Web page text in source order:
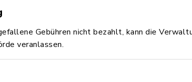
Gebühren nicht bezahlt, kann die
veranlassen.